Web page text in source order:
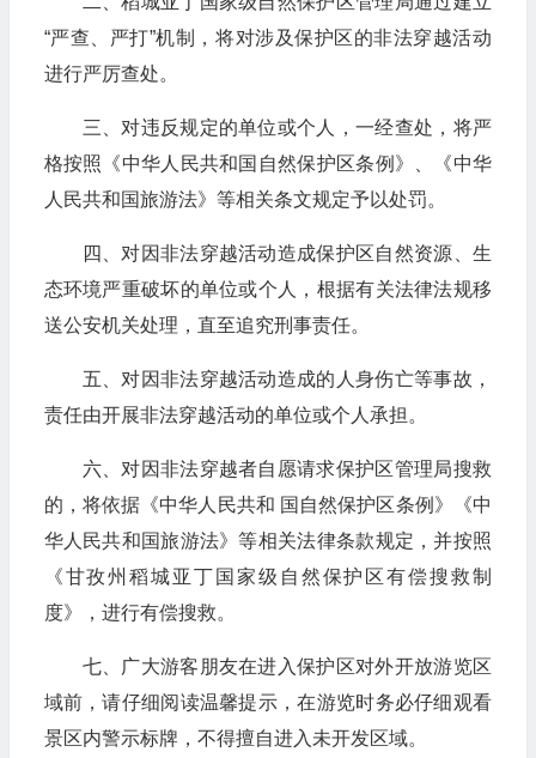
“严查、严打”机制，将对涉及保护区的非法穿越活动
进行严厉查处。
三、对违反规定的单位或个人，一经查处，将严
格按照《中华人民共和国自然保护区条例》、《中华
人民共和国旅游法》等相关条文规定予以处罚。
四、对因非法穿越活动造成保护区自然资源、生
态环境严重破坏的单位或个人，根据有关法律法规移
送公安机关处理，直至追究刑事责任。
五、对因非法穿越活动造成的人身伤亡等事故，
责任由开展非法穿越活动的单位或个人承担。
六、对因非法穿越者自愿请求保护区管理局搜救
的，将依据《中华人民共和 国自然保护区条例》《中
华人民共和国旅游法》等相关法律条款规定，并按照
《甘孜州稻城亚丁国家级自然保护区有偿搜救制
度》，进行有偿搜救。
七、广大游客朋友在进入保护区对外开放游览区
域前，请仔细阅读温馨提示，在游览时务必仔细观看
景区内警示标牌，不得擅自进入未开发区域。